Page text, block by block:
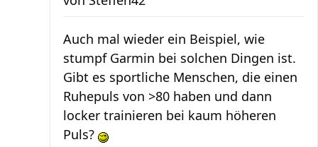
Auch mal wieder ein Beispiel, wie
stumpf Garmin bei solchen Dingen ist.
Gibt es sportliche Menschen, die einen
Ruhepuls von >80 haben und dann
locker trainieren bei kaum höheren
Puls?